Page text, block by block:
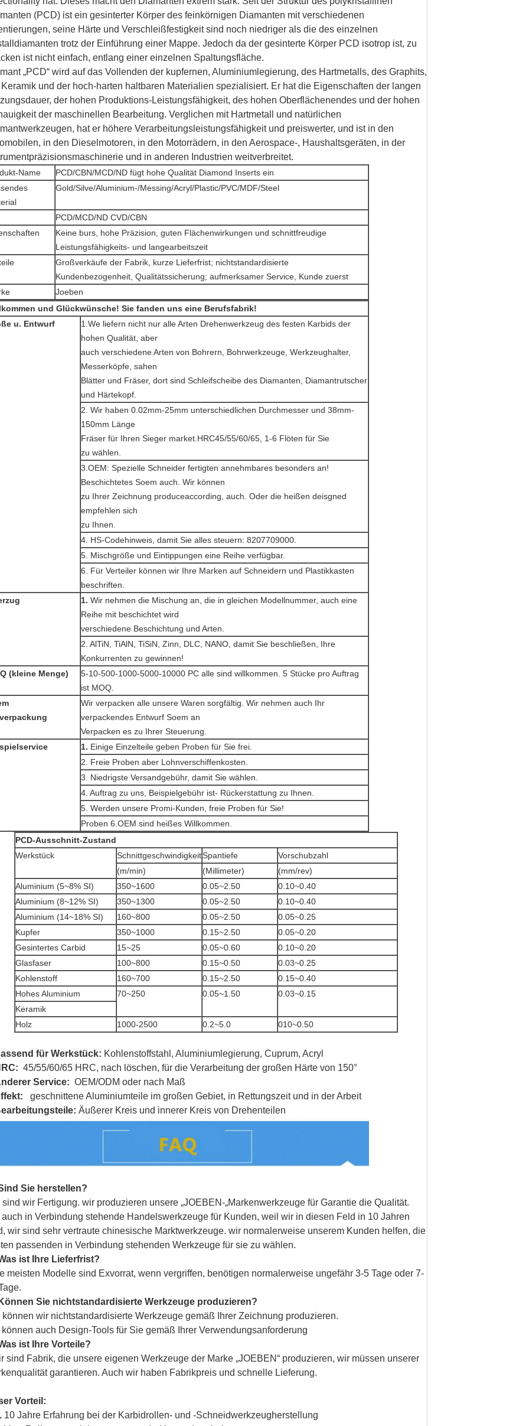
(PCD) ist ein gesinterter Körper des feinkörnigen Diamanten mit verschiedenen
seine Härte und Verschleißfestigkeit sind noch niedriger als die des einzelnen
trotz der Einführung einer Mappe. Jedoch da der gesinterte Körper PCD isotrop ist, zu
ist nicht einfach, entlang einer einzelnen Spaltungsfläche.
„PCD“ wird auf das Vollenden der kupfernen, Aluminiumlegierung, des Hartmetalls, des Graphits,
und der hoch-harten haltbaren Materialien spezialisiert. Er hat die Eigenschaften der langen
der hohen Produktions-Leistungsfähigkeit, des hohen Oberflächenendes und der hohen
der maschinellen Bearbeitung. Verglichen mit Hartmetall und natürlichen
hat er höhere Verarbeitungsleistungsfähigkeit und preiswerter, und ist in den
in den Dieselmotoren, in den Motorrädern, in den Aerospace-, Haushaltsgeräten, in der
und in anderen Industrien weitverbreitet.
Name
PCD/CBN/MCD/ND fügt hohe Qualität Diamond Inserts ein
Gold/Silve/Aluminium-/Messing/Acryl/Plastic/PVC/MDF/Steel
PCD/MCD/ND CVD/CBN
Keine burs, hohe Präzision, guten Flächenwirkungen und schnittfreudige
Leistungsfähigkeits- und langearbeitszeit
Großverkäufe der Fabrik, kurze Lieferfrist; nichtstandardisierte
Kundenbezogenheit, Qualitätssicherung; aufmerksamer Service, Kunde zuerst
Joeben
und Glückwünsche! Sie fanden uns eine Berufsfabrik!
u. Entwurf
1.We liefern nicht nur alle Arten Drehenwerkzeug des festen Karbids der
hohen Qualität, aber
auch verschiedene Arten von Bohrern, Bohrwerkzeuge, Werkzeughalter,
Messerköpfe, sahen
Blätter und Fräser, dort sind Schleifscheibe des Diamanten, Diamantrutscher
und Härtekopf.
2. Wir haben 0.02mm-25mm unterschiedlichen Durchmesser und 38mm-
150mm Länge
Fräser für Ihren Sieger market.HRC45/55/60/65, 1-6 Flöten für Sie
zu wählen.
3.OEM: Spezielle Schneider fertigten annehmbares besonders an!
Beschichtetes Soem auch. Wir können
zu Ihrer Zeichnung produceaccording, auch. Oder die heißen deisgned
empfehlen sich
zu Ihnen.
4. HS-Codehinweis, damit Sie alles steuern: 8207709000.
5. Mischgröße und Eintippungen eine Reihe verfügbar.
6. Für Verteiler können wir Ihre Marken auf Schneidern und Plastikkasten
beschriften.
1. Wir nehmen die Mischung an, die in gleichen Modellnummer, auch eine
Reihe mit beschichtet wird
verschiedene Beschichtung und Arten.
2. AlTiN, TiAlN, TiSiN, Zinn, DLC, NANO, damit Sie beschließen, Ihre
Konkurrenten zu gewinnen!
(kleine Menge)
5-10-500-1000-5000-10000 PC alle sind willkommen. 5 Stücke pro Auftrag
ist MOQ.
Wir verpacken alle unsere Waren sorgfältig. Wir nehmen auch Ihr
verpackendes Entwurf Soem an
Verpacken es zu Ihrer Steuerung.
1. Einige Einzelteile geben Proben für Sie frei.
2. Freie Proben aber Lohnverschiffenkosten.
3. Niedrigste Versandgebühr, damit Sie wählen.
4. Auftrag zu uns, Beispielgebühr ist- Rückerstattung zu Ihnen.
5. Werden unsere Promi-Kunden, freie Proben für Sie!
Proben 6.OEM sind heißes Willkommen.
PCD-Ausschnitt-Zustand
Werkstück
SchnittgeschwindigkeitSpantiefe
Vorschubzahl
(m/min)
(Millimeter)
(mm/rev)
Aluminium (5~8% SI)
350~1600 0.05~2.50
0.10~0.40
Aluminium (8~12% SI)
350~1300 0.05~2.50
0.10~0.40
Aluminium (14~18% SI)
160~800 0.05~2.50
0.05~0.25
Kupfer
350~1000 0.15~2.50
0.05~0.20
Gesintertes Carbid
15~25 0.05~0.60
0.10~0.20
Glasfaser
100~800 0.15~0.50
0.03~0.25
Kohlenstoff
160~700 0.15~2.50
0.15~0.40
Hohes Aluminium
70~250 0.05~1.50
0.03~0.15
Keramik
Holz
1000-2500 0.2~5.0 010~0.50
für Werkstück: Kohlenstoffstahl, Aluminiumlegierung, Cuprum, Acryl
45/55/60/65 HRC, nach löschen, für die Verarbeitung der großen Härte von 150°
Service: OEM/ODM oder nach Maß
geschnittene Aluminiumteile im großen Gebiet, in Rettungszeit und in der Arbeit
Äußerer Kreis und innerer Kreis von Drehenteilen
Sie herstellen?
sind wir Fertigung. wir produzieren unsere „JOEBEN-„Markenwerkzeuge für Garantie die Qualität.
auch in Verbindung stehende Handelswerkzeuge für Kunden, weil wir in diesen Feld in 10 Jahren
wir sind sehr vertraute chinesische Marktwerkzeuge. wir normalerweise unserem Kunden helfen, die
passenden in Verbindung stehenden Werkzeuge für sie zu wählen.
ist Ihre Lieferfrist?
meisten Modelle sind Exvorrat, wenn vergriffen, benötigen normalerweise ungefähr 3-5 Tage oder 7-
Sie nichtstandardisierte Werkzeuge produzieren?
können wir nichtstandardisierte Werkzeuge gemäß Ihrer Zeichnung produzieren.
können auch Design-Tools für Sie gemäß Ihrer Verwendungsanforderung
ist Ihre Vorteile?
sind Fabrik, die unsere eigenen Werkzeuge der Marke „JOEBEN“ produzieren, wir müssen unserer
garantieren. Auch wir haben Fabrikpreis und schnelle Lieferung.
Vorteil:
10 Jahre Erfahrung bei der Karbidrollen- und -Schneidwerkzeugherstellung